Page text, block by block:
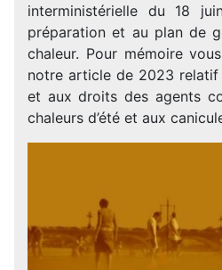
interministérielle du 18
préparation et au plan de
chaleur. Pour mémoire
notre article de 2023 relatif
et aux droits des agents
chaleurs d’été et aux